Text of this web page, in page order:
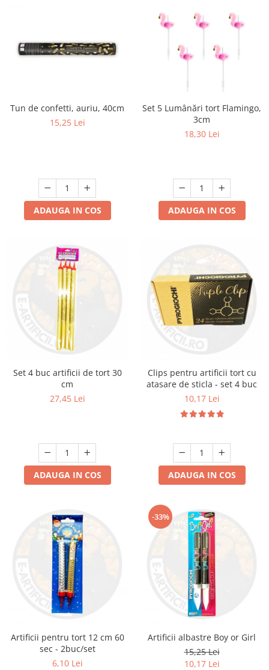
Tun de confetti, auriu, 40cm
15,25 Lei
ADAUGA IN COS
Set 5 Lumânări tort Flamingo,
3cm
18,30 Lei
ADAUGA IN COS
Set 4 buc artificii de tort 30
cm
27,45 Lei
ADAUGA IN COS
Clips pentru artificii tort cu
atasare de sticla - set 4 buc
10,17 Lei
ADAUGA IN COS
Artificii pentru tort 12 cm 60
sec - 2buc/set
6,10 Lei
-33%
Artificii albastre Boy or Girl
15,25 Lei
10,17 Lei